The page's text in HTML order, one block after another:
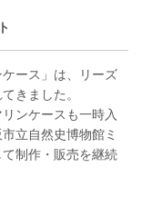
ース」は、リーズ
きました。
ンケースも一時入
立自然史博物館ミ
制作・販売を継続